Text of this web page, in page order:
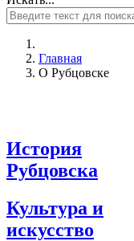
Главная
О Рубцовске
История
Рубцовска
Культура и
искусство